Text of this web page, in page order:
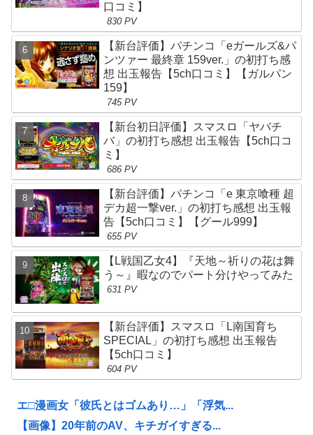
口コミ】
830 PV
【新台評価】パチンコ「eガールズ&パ
ンツァー 最終章 159ver.」の初打ち感
想 出玉報告【5ch口コミ】【ガルパン
159】
745 PV
【新台初日評価】スマスロ「ヤバチ
バ」の初打ち感想 出玉報告【5ch口コ
ミ】
686 PV
【新台評価】パチンコ「e 東京喰種 超
デカ超一撃ver.」の初打ち感想 出玉報
告【5ch口コミ】【グール999】
655 PV
【L戦国乙女4】『天地～祈りの花は舞
う～』暇なのでパート分けやってみた
631 PV
【新台評価】スマスロ「L南国育ち
SPECIAL」の初打ち感想 出玉報告
【5ch口コミ】
604 PV
エ□漫画女「彼氏とはゴムあり…」「浮気...
【画像】20年前のAV、キチガイすぎる...